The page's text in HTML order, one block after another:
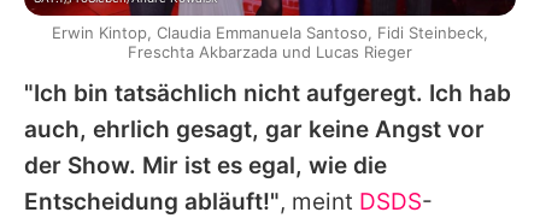
"Ich bin tatsächlich nicht aufgeregt. Ich hab
auch, ehrlich gesagt, gar keine Angst vor
der Show. Mir ist es egal, wie die
Entscheidung abläuft!", meint DSDS-
Erwin Kintop, Claudia Emmanuela Santoso, Fidi Steinbeck,
Freschta Akbarzada und Lucas Rieger